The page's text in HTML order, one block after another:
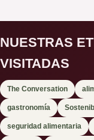
NUESTRAS
VISITADAS
The Conversation
gastronomía
seguridad alimentaria